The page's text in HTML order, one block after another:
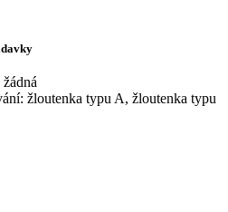
žloutenka typu A, žloutenka typu